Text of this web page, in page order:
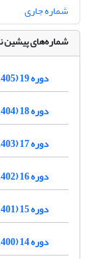
شماره جاری
شماره‌های پیشین
دوره 19 (1405)
دوره 18 (1404)
دوره 17 (1403)
دوره 16 (1402)
دوره 15 (1401)
دوره 14 (1400)